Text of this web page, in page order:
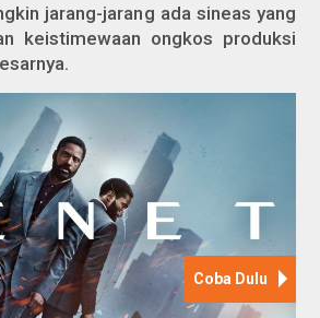
jarang-jarang ada sineas yang
keistimewaan ongkos produksi